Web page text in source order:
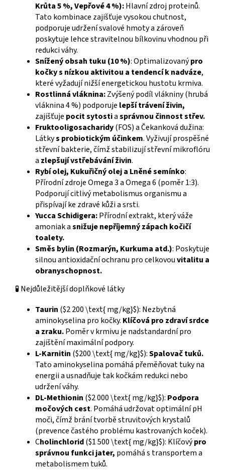
Krůta 5 %, Vepřové 4 %):Hlavní zdroj proteinů.
Tato kombinace zajišťuje vysokou chutnost,
podporuje udržení svalové hmoty a zároveň
poskytuje lehce stravitelnou bílkovinu vhodnou při
redukci váhy.
Snížený obsah tuku (10 %): Optimalizovanýpro
kočky s nízkou aktivitou a tendencí k nadváze,
které vyžadují nižší energetickou hustotu krmiva.
Rostlinná vláknina:Zvýšený podíl vlákniny (hrubá
vláknina 4 %) podporuje lepší trávení živin,
zajišťuje pocit sytostiasprávnou činnost střev.
Fruktooligosacharidy(FOS) a Čekanková dužina:
Látkys probiotickým účinkem. Vyživují prospěšné
střevní bakterie, čímž stabilizují střevní mikroflóru
a zlepšují vstřebávání živin.
Rybí olej, Kukuřičný olej a Lněné semínko:
Přírodní zdroje Omega 3 a Omega 6 (poměr 1:3).
Podporují citlivý metabolismus organismu a
přispívají ke zdravé kůži a srsti.
Yucca Schidigera:Přírodní extrakt, který váže
amoniak asnižuje nepříjemný zápach kočičí
toalety.
Směs bylin (Rozmarýn, Kurkuma atd.): Poskytuje
silnou antioxidační ochranu pro celkovouvitalitu a
obranyschopnost.
🧪 Nejdůležitější doplňkové látky
Taurin ($2 200 \text{ mg/kg}$): Nezbytná
aminokyselina pro kočky. Klíčová pro zdraví srdce
a zraku.Poměr v krmivu je nadstandardní pro
zajištění maximální podpory.
L-Karnitin ($200 \text{ mg/kg}$):Spalovač tuků.
Tato aminokyselina pomáhá přeměňovat tuky na
energii a usnadňuje tak kočkám redukci nebo
udržení váhy.
DL-Methionin ($2 000 \text{ mg/kg}$): Podpora
močových cest. Pomáhá udržovat optimální pH
moči, čímž brání tvorbě struvitových krystalů
(prevence častého problému kastrovaných koček).
Cholinchlorid($1 500 \text{ mg/kg}$): Klíčovýpro
správnou funkci jater, pomáhá s transportem a
metabolismem tuků.